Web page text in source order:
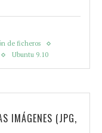
de ficheros
Ubuntu 9.10
IMÁGENES (JPG,